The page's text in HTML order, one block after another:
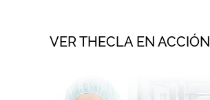
VER THECLA EN ACCIÓN